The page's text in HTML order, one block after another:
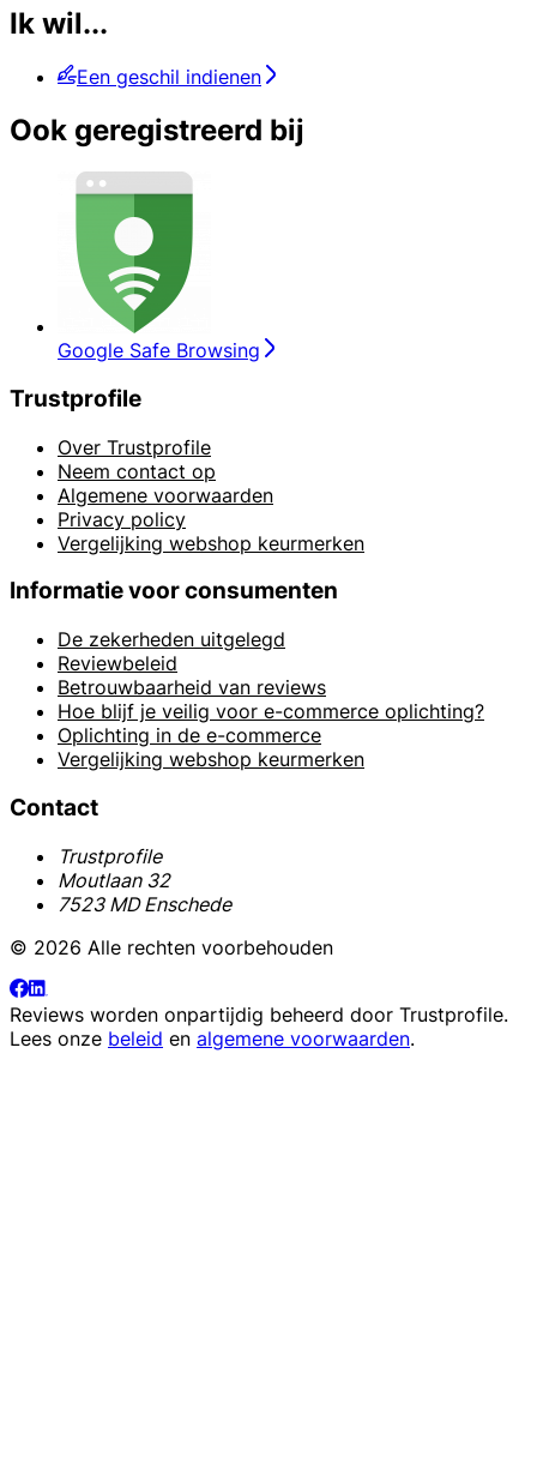
Ik wil...
Een geschil indienen
Ook geregistreerd bij
Google Safe Browsing
Trustprofile
Over Trustprofile
Neem contact op
Algemene voorwaarden
Privacy policy
Vergelijking webshop keurmerken
Informatie voor consumenten
De zekerheden uitgelegd
Reviewbeleid
Betrouwbaarheid van reviews
Hoe blijf je veilig voor e-commerce oplichting?
Oplichting in de e-commerce
Vergelijking webshop keurmerken
Contact
Trustprofile
Moutlaan 32
7523 MD Enschede
© 2026 Alle rechten voorbehouden
Reviews worden onpartijdig beheerd door Trustprofile.
Lees onze beleid en algemene voorwaarden.